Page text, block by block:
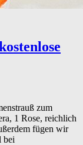
zum
1 Rose, reichlich
fügen wir
bei